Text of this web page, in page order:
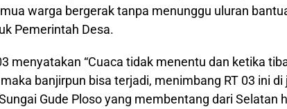
warga bergerak tanpa menunggu uluran
Pemerintah Desa.
menyatakan “Cuaca tidak menentu dan ketika
banjirpun bisa terjadi, menimbang RT 03 ini di
Gude Ploso yang membentang dari Selatan